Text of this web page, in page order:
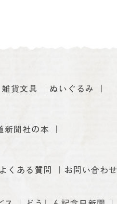
雑貨文具 ぬいぐるみ
新聞社の本
よくある質問 お問い合わせ